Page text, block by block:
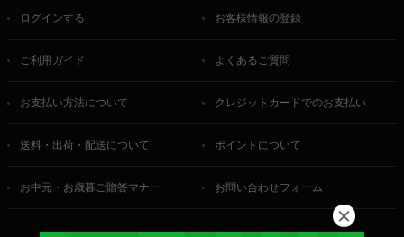
ログインする お客様情報の登録
ご利用ガイド よくあるご質問
お支払い方法について クレジットカードでのお支払い
送料・出荷・配送について ポイントについて
お中元・お歳暮ご贈答マナー お問い合わせフォーム